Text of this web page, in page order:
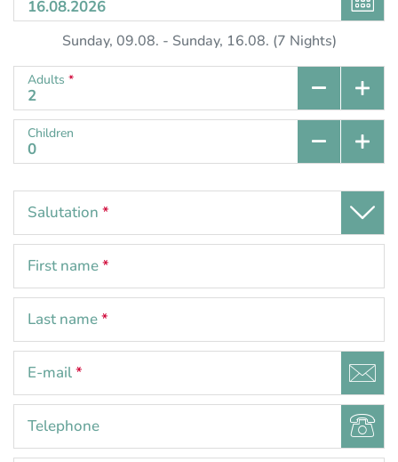
Sunday, 09.08. - Sunday, 16.08. (7 Nights)
Adults *
Children
Salutation *
First name*
Last name*
E-mail*
Telephone